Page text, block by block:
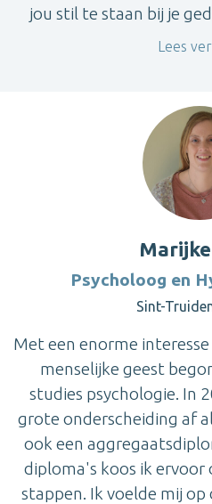
jou stil te staan bij je
Lees
Psycholoog en
Sint-
Met een enorme
menselijke geest
studies psychologie. In
grote onderscheiding af
ook een
diploma's koos ik
stappen. Ik voelde mij